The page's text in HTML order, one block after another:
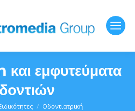
εμφυτεύματα
δοντιών
Οδοντιατρική